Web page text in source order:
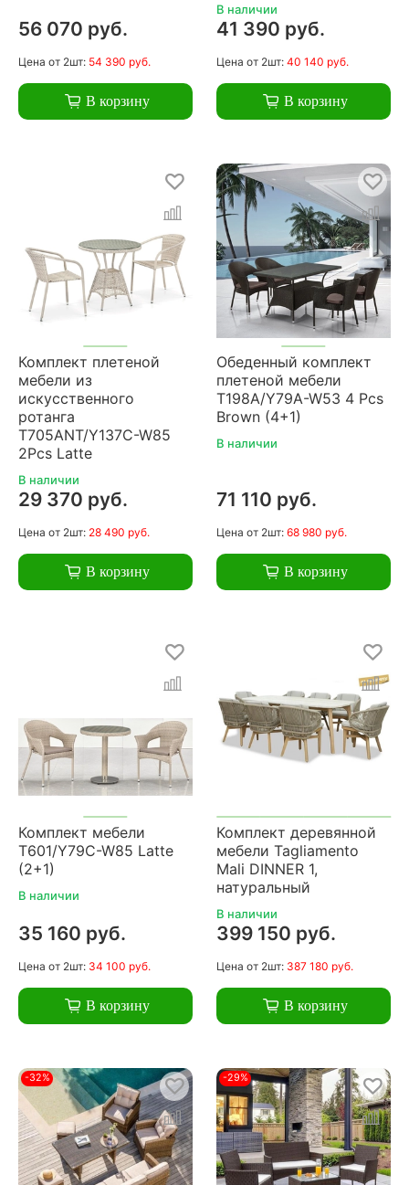
56 070 руб.
Цена от 2шт: 54 390 руб.
В корзину
В наличии
41 390 руб.
Цена от 2шт: 40 140 руб.
В корзину
Комплект плетеной
мебели из
искусственного
ротанга
T705ANT/Y137C-W85
2Pcs Latte
В наличии
29 370 руб.
Цена от 2шт: 28 490 руб.
В корзину
Обеденный комплект
плетеной мебели
T198A/Y79A-W53 4 Pcs
Brown (4+1)
В наличии
71 110 руб.
Цена от 2шт: 68 980 руб.
В корзину
Комплект мебели
T601/Y79C-W85 Latte
(2+1)
В наличии
35 160 руб.
Цена от 2шт: 34 100 руб.
В корзину
Комплект деревянной
мебели Tagliamento
Mali DINNER 1,
натуральный
В наличии
399 150 руб.
Цена от 2шт: 387 180 руб.
В корзину
-32% -29%